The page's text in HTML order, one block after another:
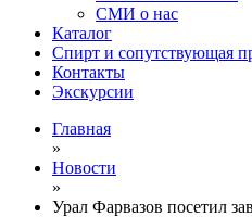
СМИ о нас
Каталог
Спирт и сопутствующая
Контакты
Экскурсии
Главная
»
Новости
»
Урал Фарвазов посетил